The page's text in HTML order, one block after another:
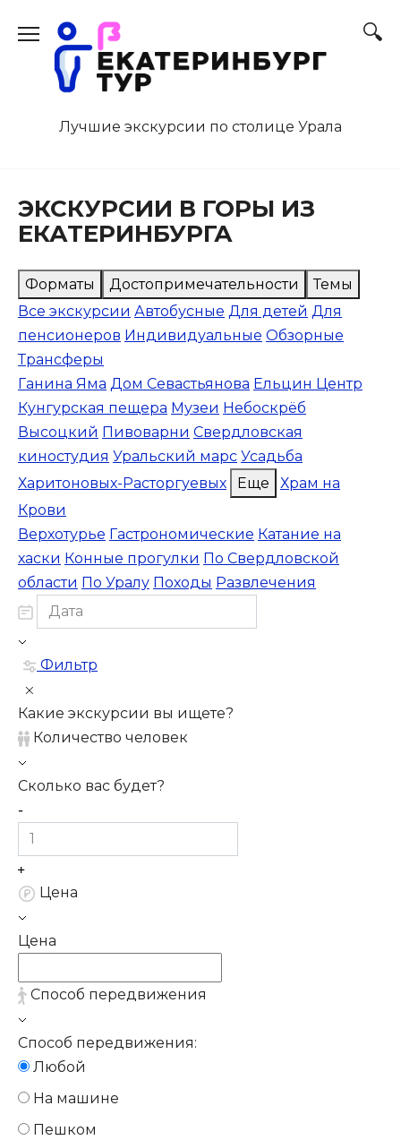
содержанию
Лучшие экскурсии по столице Урала
ЭКСКУРСИИ В ГОРЫ ИЗ
ЕКАТЕРИНБУРГА
Форматы Достопримечательности
Темы
Все экскурсии Автобусные Для детей Для
пенсионеров Индивидуальные Обзорные
Трансферы
Ганина Яма Дом Севастьянова Ельцин Центр
Кунгурская пещера Музеи Небоскрёб
Высоцкий Пивоварни Свердловская
киностудия Уральский марс Усадьба
Харитоновых-Расторгуевых
Еще
Храм на
Крови
Верхотурье Гастрономические Катание на
хаски Конные прогулки По Свердловской
области По Уралу Походы Развлечения
Фильтр
Какие экскурсии вы ищете?
Количество человек
Сколько вас будет?
Цена
Цена
Способ передвижения
Способ передвижения:
Любой
На машине
Пешком